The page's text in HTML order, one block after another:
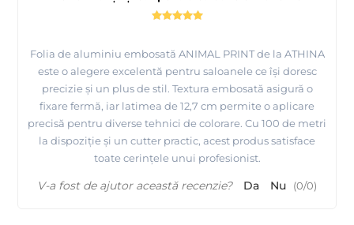
Folia de aluminiu embosată ANIMAL PRINT de la ATHINA
este o alegere excelentă pentru saloanele ce își doresc
precizie și un plus de stil. Textura embosată asigură o
fixare fermă, iar latimea de 12,7 cm permite o aplicare
precisă pentru diverse tehnici de colorare. Cu 100 de metri
la dispoziție și un cutter practic, acest produs satisface
toate cerințele unui profesionist.
V-a fost de ajutor această recenzie? Da Nu (0/0)